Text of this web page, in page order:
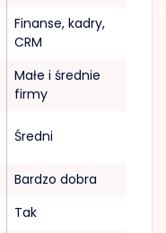
Finanse, kadry,
CRM
Małe i średnie
firmy
Średni
Bardzo dobra
Tak